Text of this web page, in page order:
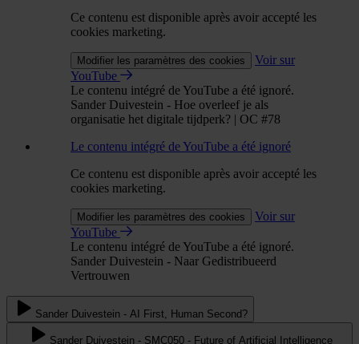
Ce contenu est disponible après avoir accepté les
cookies marketing.
Modifier les paramètres des cookies
Voir sur
YouTube
Le contenu intégré de YouTube a été ignoré.
Sander Duivestein - Hoe overleef je als
organisatie het digitale tijdperk? | OC #78
Le contenu intégré de YouTube a été ignoré
Ce contenu est disponible après avoir accepté les
cookies marketing.
Modifier les paramètres des cookies
Voir sur
YouTube
Le contenu intégré de YouTube a été ignoré.
Sander Duivestein - Naar Gedistribueerd
Vertrouwen
Sander Duivestein - AI First, Human Second?
Sander Duivestein - SMC050 - Future of Artificial Intelligence